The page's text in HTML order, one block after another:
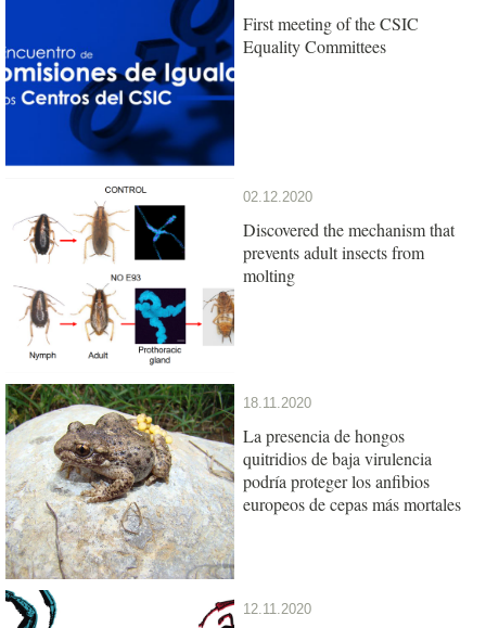
First meeting of the CSIC
Equality Committees
02.12.2020
Discovered the mechanism that
prevents adult insects from
molting
18.11.2020
La presencia de hongos
quitridios de baja virulencia
podría proteger los anfibios
europeos de cepas más mortales
12.11.2020